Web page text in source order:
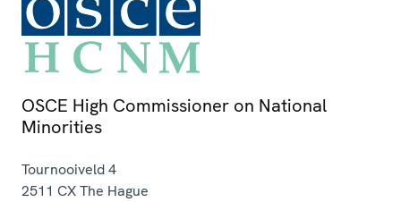
OSCE High Commissioner on National
Minorities
Tournooiveld 4
2511 CXThe Hague